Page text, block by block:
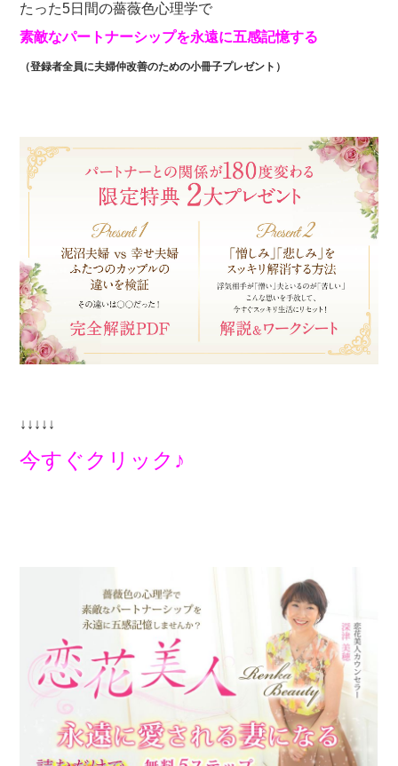
たった5日間の薔薇色心理学で
素敵なパートナーシップを永遠に五感記憶する
（登録者全員に夫婦仲改善のための小冊子プレゼント）
↓↓↓↓↓
今すぐクリック♪